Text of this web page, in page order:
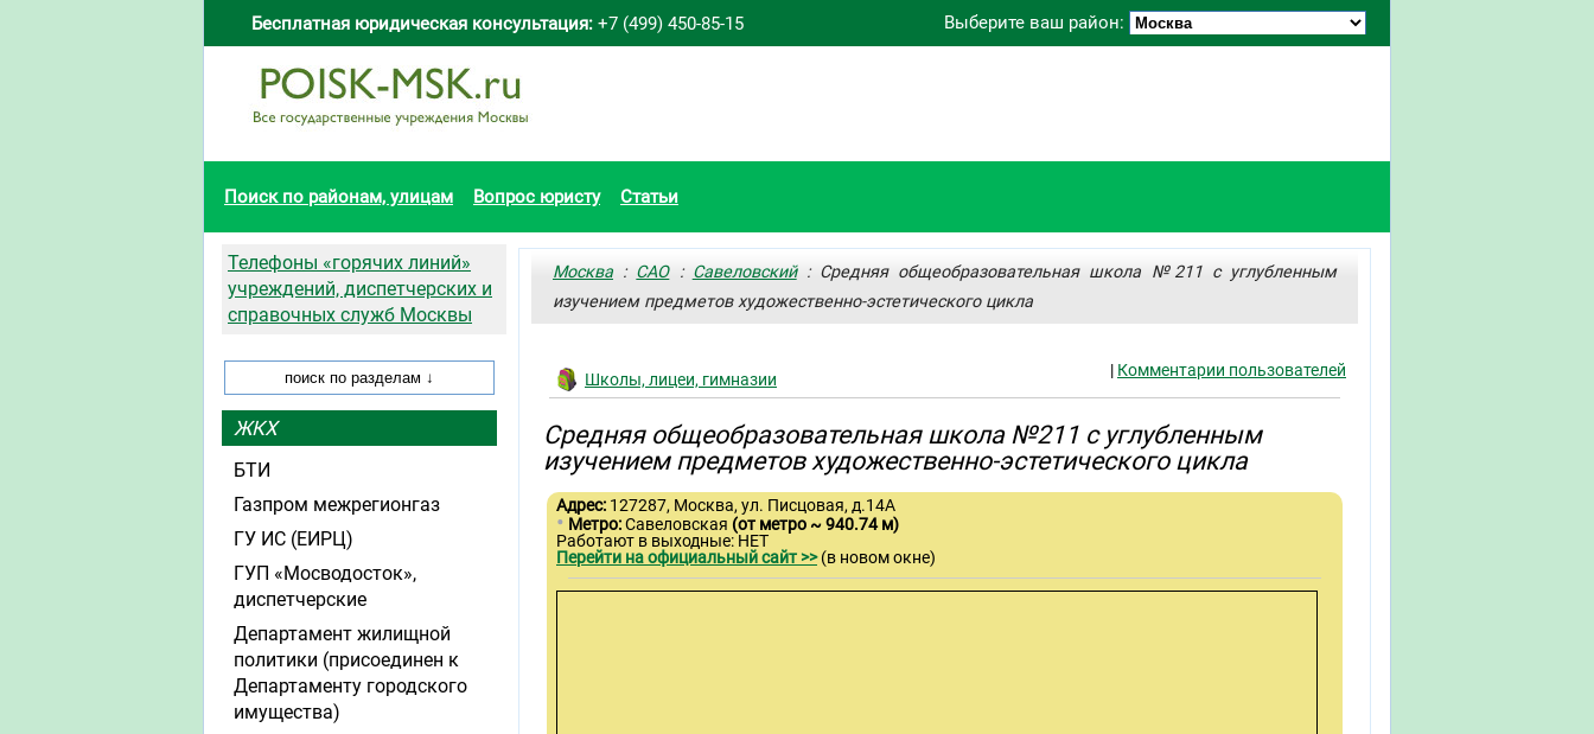
Выберите ваш район:
Бесплатная юридическая консультация: +7 (499) 450-85-15
Поиск по районам, улицам Вопрос юристу Статьи
Москва : САО: Савеловский: Средняя общеобразовательная школа №211 с углубленным
изучением предметов художественно-эстетического цикла
| Комментарии пользователей
Школы, лицеи, гимназии
Средняя общеобразовательная школа №211 с углубленным
изучением предметов художественно-эстетического цикла
Адрес: 127287, Москва, ул. Писцовая, д.14А
• Метро:Савеловская (от метро ~ 940.74 м)
Работают в выходные: НЕТ
Перейти на официальный сайт >>(в новом окне)
Телефоны «горячих линий»
учреждений, диспетчерских и
справочных служб Москвы
ЖКХ
БТИ
Газпром межрегионгаз
ГУ ИС (ЕИРЦ)
ГУП «Мосводосток»,
диспетчерские
Департамент жилищной
политики (присоединен к
Департаменту городского
имущества)